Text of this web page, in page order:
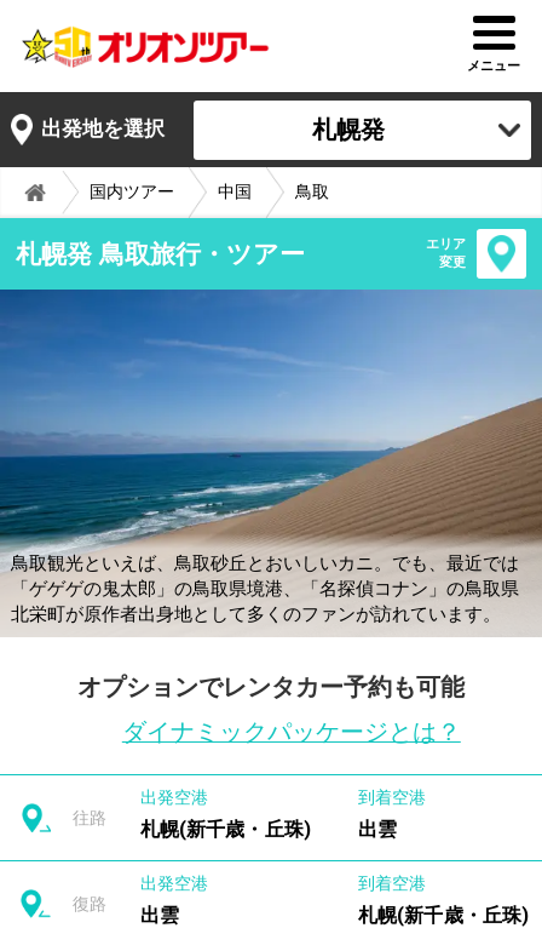
メニュー
出発地を選択 札幌発
国内ツアー 中国 鳥取
札幌発 鳥取旅行・ツアー
エリア
変更
鳥取観光といえば、鳥取砂丘とおいしいカニ。でも、最近では
「ゲゲゲの鬼太郎」の鳥取県境港、「名探偵コナン」の鳥取県
北栄町が原作者出身地として多くのファンが訪れています。
オプションでレンタカー予約も可能
ダイナミックパッケージとは？
往路
出発空港
札幌(新千歳・丘珠)
到着空港
出雲
復路
出発空港
出雲
到着空港
札幌(新千歳・丘珠)